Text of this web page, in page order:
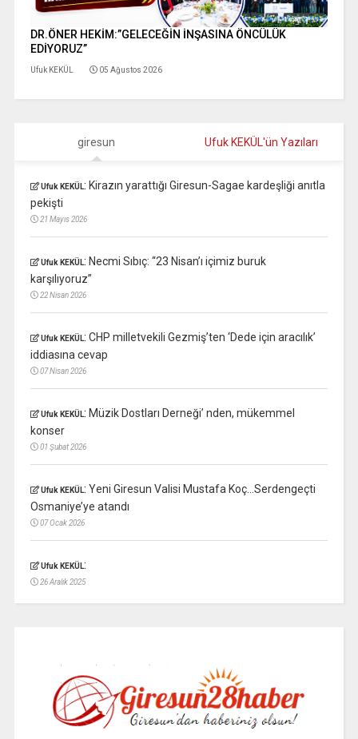
DR.ÖNER HEKİM:”GELECEĞİN İNŞASINA ÖNCÜLÜK
EDİYORUZ”
Ufuk KEKÜL 05 Ağustos 2026
giresun Ufuk KEKÜL'ün Yazıları
Ufuk KEKÜL: Kirazın yarattığı Giresun-Sagae kardeşliği anıtla
pekişti
21 Mayıs 2026
Ufuk KEKÜL: Necmi Sıbıç: “23 Nisan’ı içimiz buruk
karşılıyoruz”
22 Nisan 2026
Ufuk KEKÜL: CHP milletvekili Gezmiş’ten ‘Dede için aracılık’
iddiasına cevap
07 Nisan 2026
Ufuk KEKÜL: Müzik Dostları Derneği’ nden, mükemmel
konser
01 Şubat 2026
Ufuk KEKÜL: Yeni Giresun Valisi Mustafa Koç…Serdengeçti
Osmaniye’ye atandı
07 Ocak 2026
Ufuk KEKÜL:
26 Aralık 2025